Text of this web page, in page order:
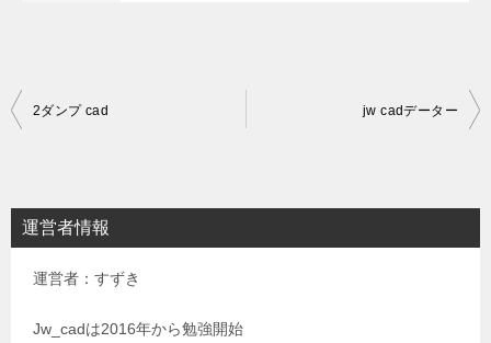
投
ビ
ゲ
2ダンプ cad jw cadデーター
運営者情報
運営者：すずき
Jw_cadは2016年から勉強開始